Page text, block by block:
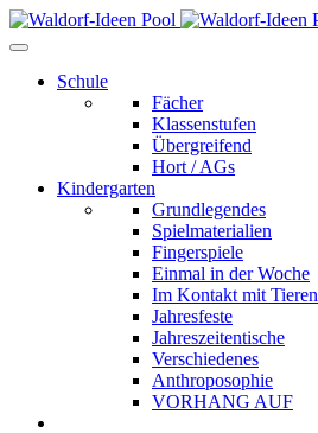
Schule
Fächer
Klassenstufen
Übergreifend
Hort / AGs
Kindergarten
Grundlegendes
Spielmaterialien
Fingerspiele
Einmal in der Woche
Im Kontakt mit Tieren
Jahresfeste
Jahreszeitentische
Verschiedenes
Anthroposophie
VORHANG AUF